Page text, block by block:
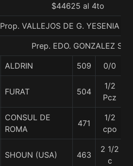
$44625 al 4to
Prop. VALLEJOS DE G. YESENIA
Prep. EDO. GONZALEZ S.
ALDRIN 509 0/0
FURAT 504
1/2
Pcz
CONSUL DE
ROMA
471
1/2
cpo
SHOUN (USA) 463
2 1/2
c